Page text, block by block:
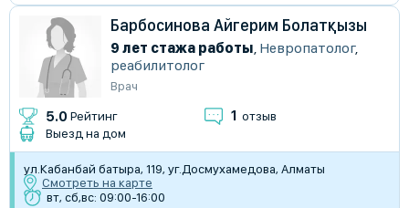
Барбосинова Айгерим Болатқызы
9 лет стажа работы, Невропатолог,
реабилитолог
Врач
5.0 Рейтинг 1 отзыв
Выезд на дом
​ул.Кабанбай батыра, 119, уг.Досмухамедова, Алматы
Смотреть на карте
вт, сб,вс: 09:00-16:00